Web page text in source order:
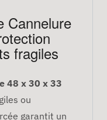
Cannelure
fragiles
48 x 30 x 33
ou
garantit un